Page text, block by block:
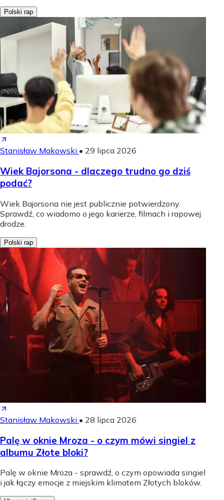
Polski rap
Stanisław Makowski • 29 lipca 2026
Wiek Bajorsona - dlaczego trudno go dziś
podać?
Wiek Bajorsona nie jest publicznie potwierdzony.
Sprawdź, co wiadomo o jego karierze, filmach i rapowej
drodze.
Polski rap
Stanisław Makowski • 28 lipca 2026
Palę w oknie Mroza - o czym mówi singiel z
albumu Złote bloki?
Palę w oknie Mroza - sprawdź, o czym opowiada singiel
i jak łączy emocje z miejskim klimatem Złotych bloków.